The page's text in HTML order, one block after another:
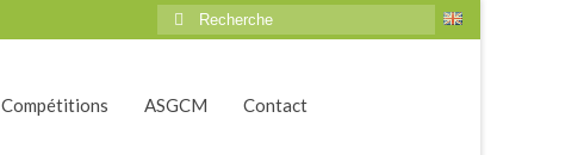
Rechercher
:
Compétitions ASGCM Contact